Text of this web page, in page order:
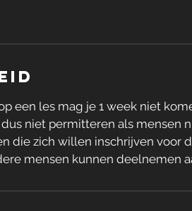
een les mag je 1 week niet
niet permitteren als mensen
die zich willen inschrijven voor
mensen kunnen deelnemen